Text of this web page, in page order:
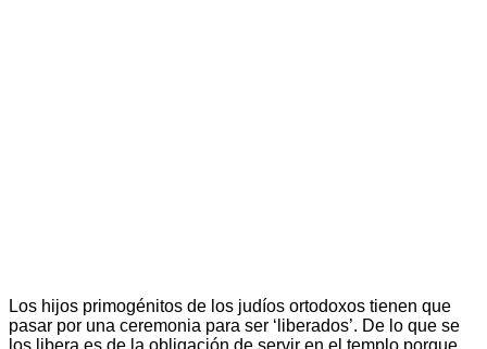
Los hijos primogénitos de los judíos ortodoxos tienen que
pasar por una ceremonia para ser ‘liberados’. De lo que se
los libera es de la obligación de servir en el templo porque,